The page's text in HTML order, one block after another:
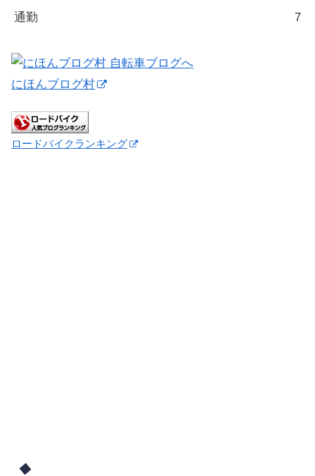
通勤 7
にほんブログ村
ロードバイクランキング